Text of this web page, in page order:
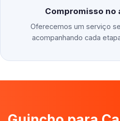
Compromisso no
Oferecemos um serviço
acompanhando cada